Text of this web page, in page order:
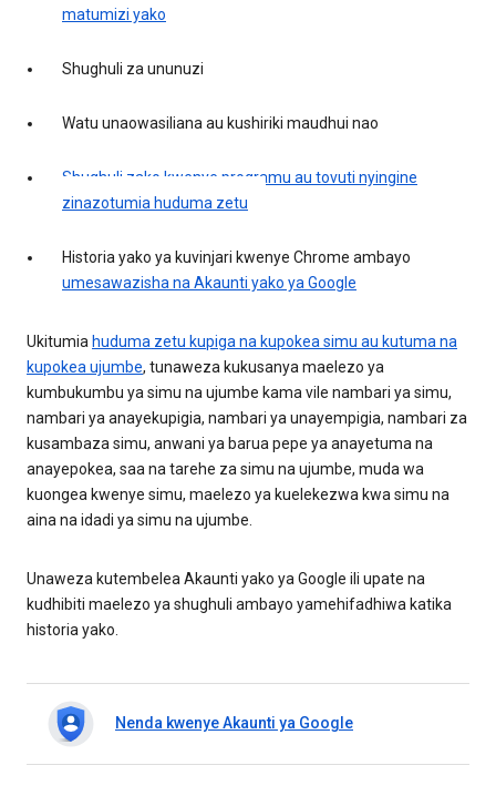
matumizi yako
Shughuli za ununuzi
Watu unaowasiliana au kushiriki maudhui nao
Shughuli zako kwenye programu au tovuti nyingine
zinazotumia huduma zetu
Historia yako ya kuvinjari kwenye Chrome ambayo
umesawazisha na Akaunti yako ya Google
Ukitumia huduma zetu kupiga na kupokea simu au kutuma na
kupokea ujumbe, tunaweza kukusanya maelezo ya
kumbukumbu ya simu na ujumbe kama vile nambari ya simu,
nambari ya anayekupigia, nambari ya unayempigia, nambari za
kusambaza simu, anwani ya barua pepe ya anayetuma na
anayepokea, saa na tarehe za simu na ujumbe, muda wa
kuongea kwenye simu, maelezo ya kuelekezwa kwa simu na
aina na idadi ya simu na ujumbe.
Unaweza kutembelea Akaunti yako ya Google ili upate na
kudhibiti maelezo ya shughuli ambayo yamehifadhiwa katika
historia yako.
Nenda kwenye Akaunti ya Google